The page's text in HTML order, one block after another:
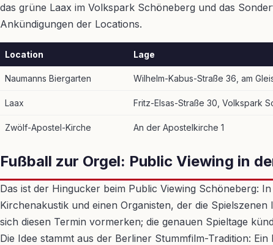
das grüne Laax im Volkspark Schöneberg und das
Ankündigungen der Locations.
Location Lage
Naumanns Biergarten Wilhelm-Kabus-Straße 36, am
Laax Fritz-Elsas-Straße 30, Volkspark
Zwölf-Apostel-Kirche An der Apostelkirche 1
Fußball zur Orgel: Public Viewing in
Das ist der Hingucker beim Public Viewing Schöneberg:
Kirchenakustik und einen Organisten, der die
sich diesen Termin vormerken; die genauen Spieltage
Die Idee stammt aus der Berliner Stummfilm-Tradition: